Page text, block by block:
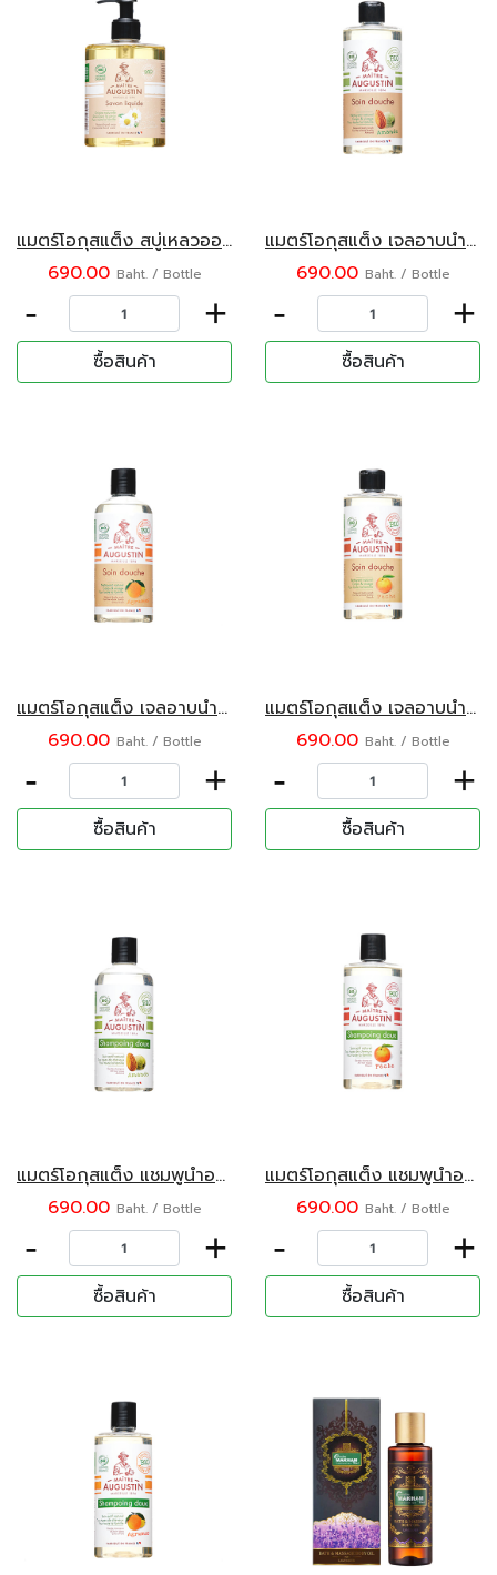
แมตร์โอกุสแต็ง สบู่เหลวออร์แกนิค กลิ่นคาร์โมมายด์ ฟลอรัลวอเตอร์ 500 มล.
690.00 Baht. / Bottle
- +
ซื้อสินค้า
แมตร์โอกุสแต็ง เจลอาบน้ำออร์แกนิค กลิ่นอัลมอนด์ 500 มล.
690.00 Baht. / Bottle
- +
ซื้อสินค้า
แมตร์โอกุสแต็ง เจลอาบน้ำออร์แกนิค กลิ่นซิตรัสฟรุต 500 มล.
690.00 Baht. / Bottle
- +
ซื้อสินค้า
แมตร์โอกุสแต็ง เจลอาบน้ำออร์แกนิค กลิ่นพีช 500 มล.
690.00 Baht. / Bottle
- +
ซื้อสินค้า
แมตร์โอกุสแต็ง แชมพูน้ำออร์แกนิค กลิ่นอัลมอนด์ 500 มล.
690.00 Baht. / Bottle
- +
ซื้อสินค้า
แมตร์โอกุสแต็ง แชมพูน้ำออร์แกนิค กลิ่นพีช 500 มล.
690.00 Baht. / Bottle
- +
ซื้อสินค้า